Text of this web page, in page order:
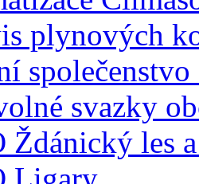
plynových
společenstvo
svazky
Ždánický les